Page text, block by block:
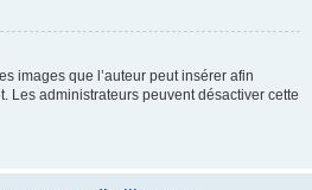
images que l’auteur peut insérer afin
Les administrateurs peuvent désactiver cette